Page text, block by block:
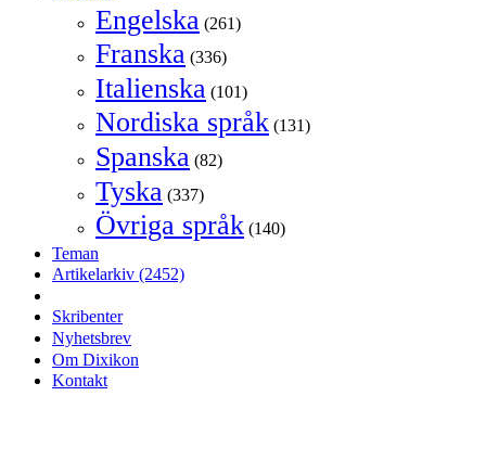
Engelska (261)
Franska (336)
Italienska (101)
Nordiska språk (131)
Spanska (82)
Tyska (337)
Övriga språk (140)
Teman
Artikelarkiv (2452)
Skribenter
Nyhetsbrev
Om Dixikon
Kontakt